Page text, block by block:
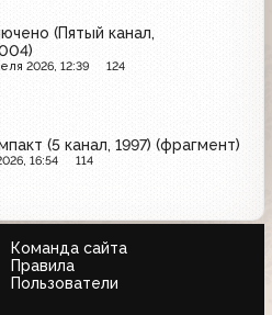
(Пятый канал,
2026, 12:39 124
(5 канал, 1997) (фрагмент)
16:54 114
Команда сайта
Правила
Пользователи